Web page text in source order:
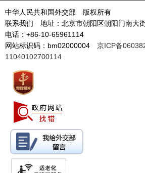
中华人民共和国外交部 版权所有
联系我们 地址：北京市朝阳区朝阳门南
电话：+86-10-65961114
网站标识码：bm02000004 京ICP备
11040102700114